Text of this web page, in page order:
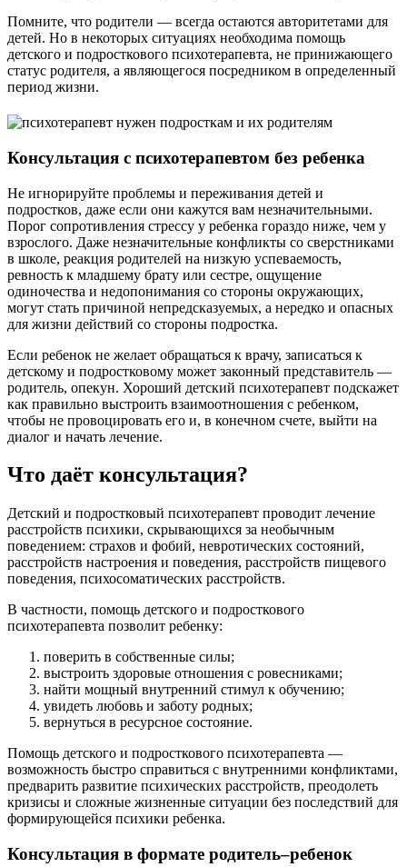
Помните, что родители — всегда остаются авторитетами для
детей. Но в некоторых ситуациях необходима помощь
детского и подросткового психотерапевта, не принижающего
статус родителя, а являющегося посредником в определенный
период жизни.
Консультация с психотерапевтом без ребенка
Не игнорируйте проблемы и переживания детей и
подростков, даже если они кажутся вам незначительными.
Порог сопротивления стрессу у ребенка гораздо ниже, чем у
взрослого. Даже незначительные конфликты со сверстниками
в школе, реакция родителей на низкую успеваемость,
ревность к младшему брату или сестре, ощущение
одиночества и недопонимания со стороны окружающих,
могут стать причиной непредсказуемых, а нередко и опасных
для жизни действий со стороны подростка.
Если ребенок не желает обращаться к врачу, записаться к
детскому и подростковому может законный представитель —
родитель, опекун. Хороший детский психотерапевт подскажет
как правильно выстроить взаимоотношения с ребенком,
чтобы не провоцировать его и, в конечном счете, выйти на
диалог и начать лечение.
Что даёт консультация?
Детский и подростковый психотерапевт проводит лечение
расстройств психики, скрывающихся за необычным
поведением: страхов и фобий, невротических состояний,
расстройств настроения и поведения, расстройств пищевого
поведения, психосоматических расстройств.
В частности, помощь детского и подросткового
психотерапевта позволит ребенку:
поверить в собственные силы;
выстроить здоровые отношения с ровесниками;
найти мощный внутренний стимул к обучению;
увидеть любовь и заботу родных;
вернуться в ресурсное состояние.
Помощь детского и подросткового психотерапевта —
возможность быстро справиться с внутренними конфликтами,
предварить развитие психических расстройств, преодолеть
кризисы и сложные жизненные ситуации без последствий для
формирующейся психики ребенка.
Консультация в формате родитель–ребенок